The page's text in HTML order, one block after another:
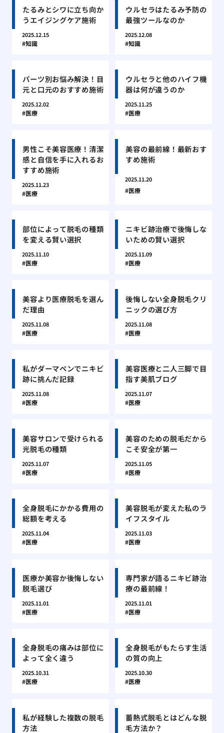
たるみとシワに立ち向か
うエイジングケア施術
2025.12.15
知識
ウルセラはたるみ予防の
最強ツールなのか
2025.12.08
知識
パーツ別お悩み解決！目
元と口元のおすすめ施術
2025.12.02
医療
ウルセラと他のハイフ機
器は何が違うのか
2025.11.25
医療
男性こそ美容医療！清潔
感と自信を手に入れるお
すすめ施術
2025.11.23
医療
美容の最前線！最新おす
すめ施術
2025.11.20
医療
部位によって脱毛の種類
を変える賢い選択
2025.11.10
医療
ニキビ跡治療で後悔しな
いための賢い選択
2025.11.09
医療
美容より医療脱毛を選ん
だ理由
2025.11.08
医療
後悔しない全身脱毛クリ
ニックの選び方
2025.11.08
医療
私がダーマペンでニキビ
跡に挑んだ記録
2025.11.08
医療
美容医療と二人三脚で目
指す美肌ブログ
2025.11.07
医療
美容サロンで受けられる
光脱毛の種類
2025.11.07
医療
美容のための脱毛だから
こそ安全が第一
2025.11.05
医療
全身脱毛にかかる費用の
総額を考える
2025.11.04
医療
美容脱毛が変えた私のラ
イフスタイル
2025.11.03
医療
医療か美容か後悔しない
脱毛選び
2025.11.01
医療
専門家が語るニキビ跡治
療の最前線！
2025.11.01
医療
全身脱毛の痛みは部位に
よって全く違う
2025.10.31
医療
全身脱毛がもたらす生活
の質の向上
2025.10.30
医療
私が経験した複数の脱毛
方法
蓄熱式脱毛とはどんな脱
毛方法か？